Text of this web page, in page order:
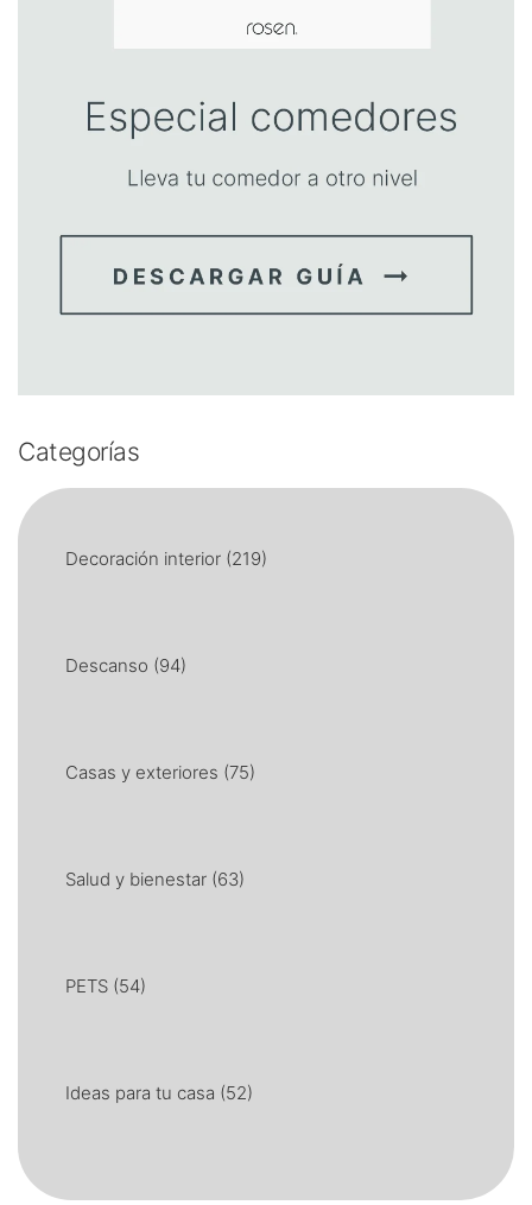
Categorías
Decoración interior (219)
Descanso (94)
Casas y exteriores (75)
Salud y bienestar (63)
PETS (54)
Ideas para tu casa (52)